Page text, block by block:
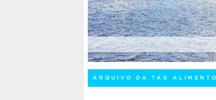
ARQUIVO DA TAG